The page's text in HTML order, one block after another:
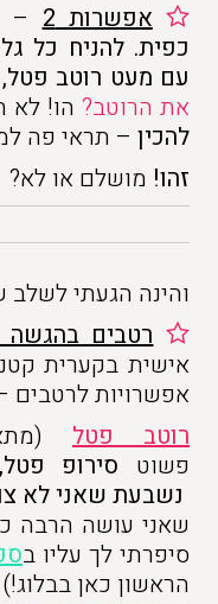
אפשרות 2 –
כפית.להניח כל
עם מעט רוטב
את הרוטב? הו! לא
להכין – תראי פה
זהו! מושלם או לא?
והינה הגעתי
רטבים בהגשה
אישית בקערית
אפשרויות לרטבים
רוטב פטל
פשוט סירופ
נשבעת שאני לא
שאני עושה הרבה
סיפרתי לך עליו ב
הראשון כאן בבלוג!)